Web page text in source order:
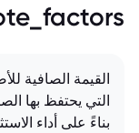
القيمة الصافية
التي يحتفظ بها
بناءً على أداء